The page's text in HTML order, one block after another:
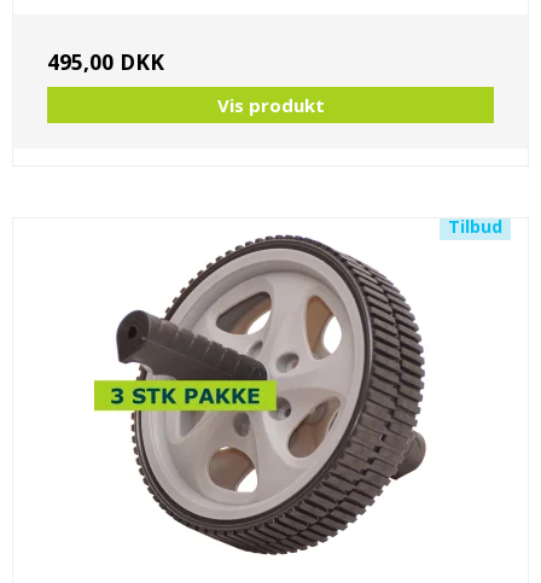
495,00 DKK
Vis produkt
Tilbud